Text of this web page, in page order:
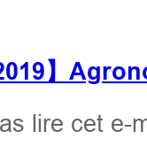
】
lire cet e-